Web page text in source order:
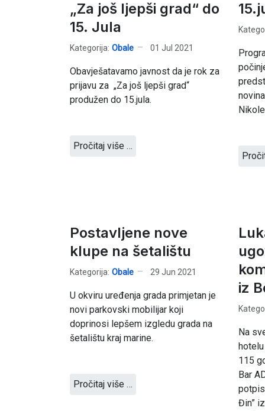
„Za još ljepši grad“ do
15. Jula
Kategorija: Obale 01 Jul 2021
Obavješatavamo javnost da je rok za
prijavu za „Za još ljepši grad“
produžen do 15.jula.
Pročitaj više …
Postavljene nove
klupe na šetalištu
Kategorija: Obale 29 Jun 2021
U okviru uređenja grada primjetan je
novi parkovski mobilijar koji
doprinosi lepšem izgledu grada na
šetalištu kraj marine.
Pročitaj više …
iz
Na
115
Bar
Đin”